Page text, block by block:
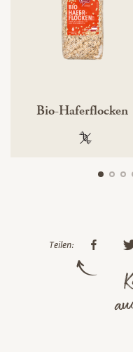
Bio-Haferflocken
100 %
Teilen: